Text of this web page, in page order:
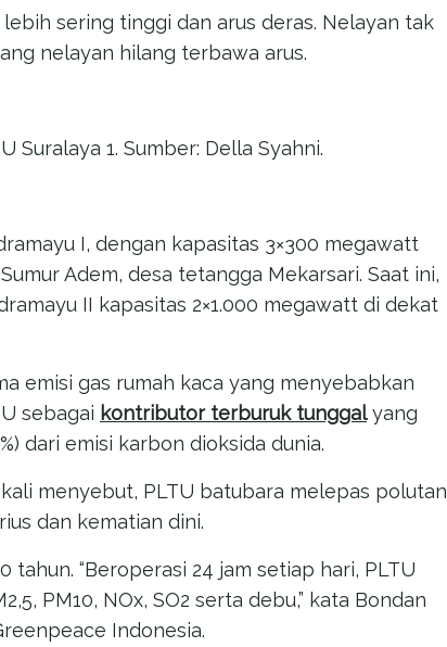
sering tinggi dan arus deras. Nelayan tak
nelayan hilang terbawa arus.
Suralaya 1. Sumber: Della Syahni.
I, dengan kapasitas 3×300 megawatt
Adem, desa tetangga Mekarsari. Saat ini,
II kapasitas 2×1.000 megawatt di dekat
emisi gas rumah kaca yang menyebabkan
sebagai kontributor terburuk tunggalyang
dari emisi karbon dioksida dunia.
menyebut, PLTU batubara melepas polutan
dan kematian dini.
tahun. “Beroperasi 24 jam setiap hari, PLTU
PM10, NOx, SO2 serta debu,” kata Bondan
Indonesia.